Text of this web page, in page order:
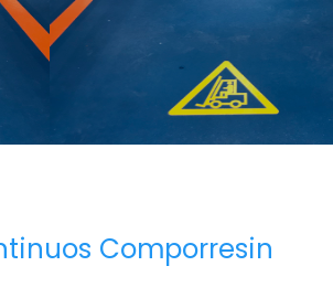
Comporresin